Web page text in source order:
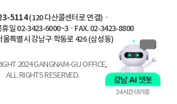
5114(120 다산콜센터로 연결) ·
일 02-3423-6000~3 · FAX. 02-3423-8800
울특별시 강남구 학동로 426 (삼성동)
2024 GANGNAM-GU OFFICE,
ALL RIGHTS RESERVED.